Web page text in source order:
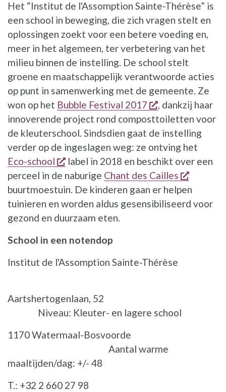
Het “Institut de l'Assomption Sainte-Thérèse” is
een school in beweging, die zich vragen stelt en
oplossingen zoekt voor een betere voeding en,
meer in het algemeen, ter verbetering van het
milieu binnen de instelling. De school stelt
groene en maatschappelijk verantwoorde acties
op punt in samenwerking met de gemeente. Ze
won op het Bubble Festival 2017 opent een
, dankzij haar
innoverende project rond composttoiletten voor
de kleuterschool. Sindsdien gaat de instelling
verder op de ingeslagen weg: ze ontving het
Eco-school
opent een nieuw venster
label in 2018 en beschikt over een
perceel in de naburige Chant des Cailles
opent
buurtmoestuin. De kinderen gaan er helpen
tuinieren en worden aldus gesensibiliseerd voor
gezond en duurzaam eten.
School in een notendop
Institut de l'Assomption Sainte-Thérèse
Aartshertogenlaan, 52
Niveau: Kleuter- en lagere school
1170 Watermaal-Bosvoorde
Aantal warme
maaltijden/dag: +/- 48
T.: +32 2 660 27 98